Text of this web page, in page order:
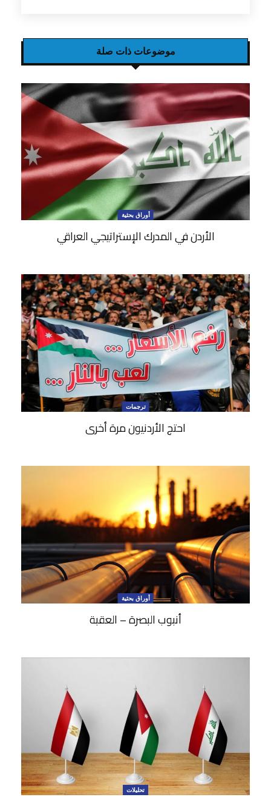
موضوعات ذات صلة
أوراق بحثية
الأردن في المدرك الإستراتيجي العراقي
ترجمات
احتج الأردنيون مرة أخرى
أوراق بحثية
أنبوب البصرة – العقبة
تحليلات